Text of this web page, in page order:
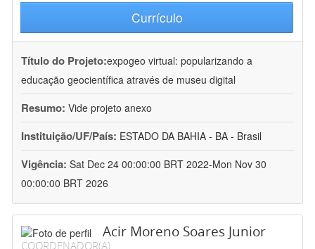
Currículo
Título do Projeto:expogeo virtual: popularizando a
educação geocientífica através de museu digital
Resumo: Vide projeto anexo
Instituição/UF/País: ESTADO DA BAHIA - BA - Brasil
Vigência: Sat Dec 24 00:00:00 BRT 2022-Mon Nov 30
00:00:00 BRT 2026
Acir Moreno Soares Junior
COORDENADOR(A)